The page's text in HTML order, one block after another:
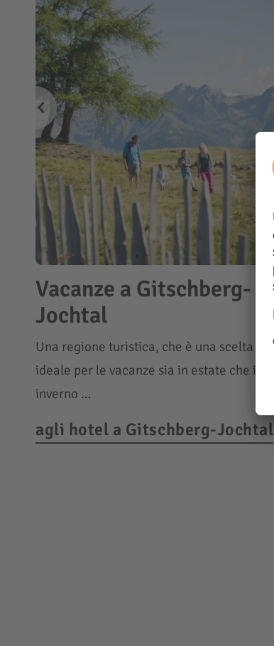
Vacanze a Gitschberg-
Jochtal
Una regione turistica, che è una scelta
ideale per le vacanze sia in estate che in
inverno …
agli hotel a Gitschberg-Jochtal